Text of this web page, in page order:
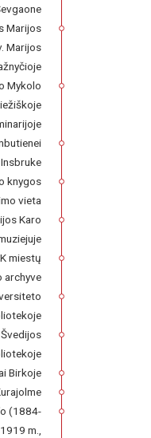
Marijos
Marijos
Mykolo
Insbruke
knygos
vieta
Karo
miestų
archyve
Švedijos
Birkoje
(1884-
m.,